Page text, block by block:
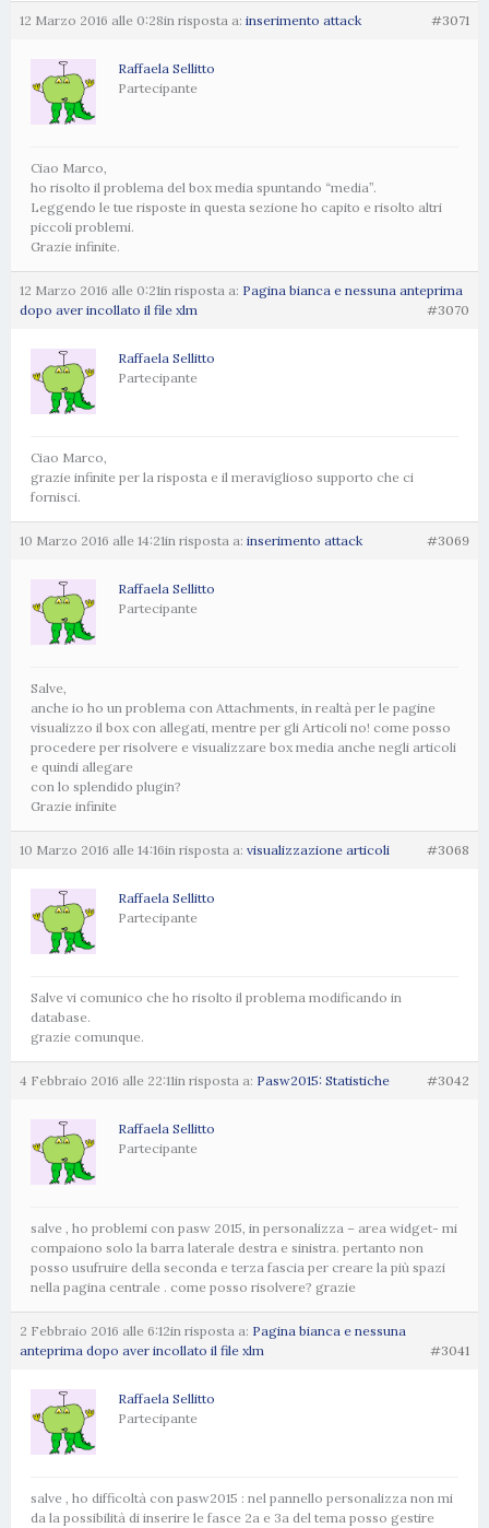
12 Marzo 2016 alle 0:28in risposta a: inserimento attack #3071
Raffaela Sellitto
Partecipante
Ciao Marco,
ho risolto il problema del box media spuntando “media”.
Leggendo le tue risposte in questa sezione ho capito e risolto altri
piccoli problemi.
Grazie infinite.
12 Marzo 2016 alle 0:21in risposta a: Pagina bianca e nessuna anteprima
dopo aver incollato il file xlm
#3070
Raffaela Sellitto
Partecipante
Ciao Marco,
grazie infinite per la risposta e il meraviglioso supporto che ci
fornisci.
10 Marzo 2016 alle 14:21in risposta a: inserimento attack #3069
Raffaela Sellitto
Partecipante
Salve,
anche io ho un problema con Attachments, in realtà per le pagine
visualizzo il box con allegati, mentre per gli Articoli no! come posso
procedere per risolvere e visualizzare box media anche negli articoli
e quindi allegare
con lo splendido plugin?
Grazie infinite
10 Marzo 2016 alle 14:16in risposta a: visualizzazione articoli #3068
Raffaela Sellitto
Partecipante
Salve vi comunico che ho risolto il problema modificando in
database.
grazie comunque.
4 Febbraio 2016 alle 22:11in risposta a: Pasw2015: Statistiche #3042
Raffaela Sellitto
Partecipante
salve , ho problemi con pasw 2015, in personalizza – area widget- mi
compaiono solo la barra laterale destra e sinistra. pertanto non
posso usufruire della seconda e terza fascia per creare la più spazi
nella pagina centrale . come posso risolvere? grazie
2 Febbraio 2016 alle 6:12in risposta a: Pagina bianca e nessuna
anteprima dopo aver incollato il file xlm
#3041
Raffaela Sellitto
Partecipante
salve , ho difficoltà con pasw2015 : nel pannello personalizza non mi
da la possibilità di inserire le fasce 2a e 3a del tema posso gestire